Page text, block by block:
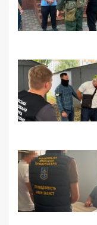
Це
пізно.
тих, хто
заслуженому
Наскільки
сказати тільки
невизначеності
оптимістично.
МВФ оцінює:
щонайменше 2
насправді є
виїхали
освіту. Якщо
будуть
буде ще гіршою.